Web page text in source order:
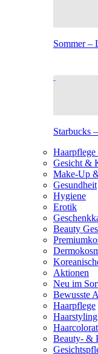
Sommer –
Starbucks
Gesicht &
Make-Up
Gesundheit
Hygiene
Erotik
Beauty
Aktionen
Neu im
Bewusste
Haarpflege
Haarstyling
Beauty- &